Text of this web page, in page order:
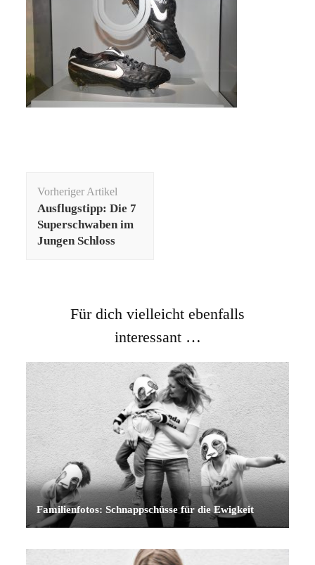
Vorheriger Artikel
Ausflugstipp: Die 7
Superschwaben im
Jungen Schloss
Für dich vielleicht ebenfalls
interessant …
Familienfotos: Schnappschüsse für die Ewigkeit